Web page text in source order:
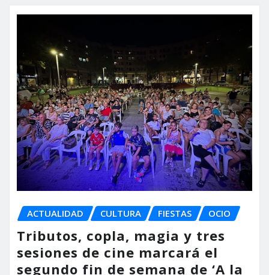
ACTUALIDAD CULTURA FIESTAS OCIO
Tributos, copla, magia y tres
sesiones de cine marcará el
segundo fin de semana de ‘A la